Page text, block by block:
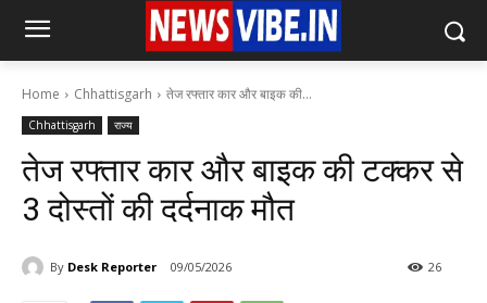
Home Chhattisgarh तेज रफ्तार कार और बाइक की...
Chhattisgarh राज्य
तेज रफ्तार कार और बाइक की टक्कर से
3 दोस्तों की दर्दनाक मौत
By Desk Reporter 09/05/2026 26